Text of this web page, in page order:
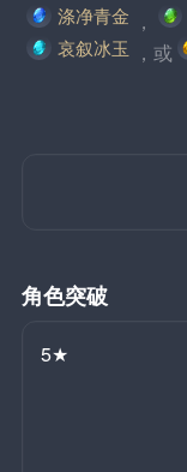
涤净青金 ，
哀叙冰玉 ，或
角色突破
5★